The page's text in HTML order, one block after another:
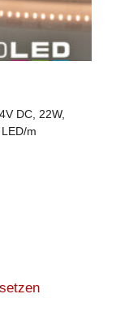
DC, 22W,
m